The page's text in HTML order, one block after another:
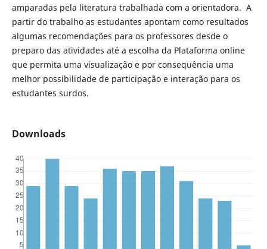
amparadas pela literatura trabalhada com a orientadora. A
partir do trabalho as estudantes apontam como resultados
algumas recomendações para os professores desde o
preparo das atividades até a escolha da Plataforma online
que permita uma visualização e por consequência uma
melhor possibilidade de participação e interação para os
estudantes surdos.
Downloads